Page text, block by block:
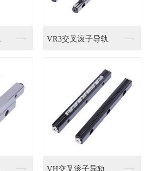
滚柱导轨